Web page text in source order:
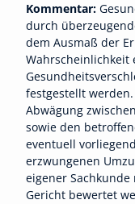
Kommentar:
durch
dem Ausmaß der
Wahrscheinlichkeit
festgestellt
Abwägung
sowie den
eventuell
erzwungenen
eigener
Gericht bewertet